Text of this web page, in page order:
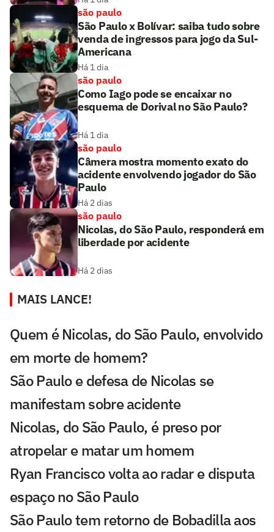
são paulo
São Paulo x Bolívar: saiba tudo sobre
venda de ingressos para jogo da Sul-
Americana
Há 1 dia
são paulo
Como Iago pode se encaixar no
esquema de Dorival no São Paulo?
Há 1 dia
são paulo
Câmera mostra momento exato do
acidente envolvendo jogador do São
Paulo
Há 2 dias
são paulo
Nicolas, do São Paulo, responderá em
liberdade por acidente
Há 2 dias
MAIS LANCE!
Quem é Nicolas, do São Paulo, envolvido
em morte de homem?
São Paulo e defesa de Nicolas se
manifestam sobre acidente
Nicolas, do São Paulo, é preso por
atropelar e matar um homem
Ryan Francisco volta ao radar e disputa
espaço no São Paulo
São Paulo tem retorno de Bobadilla aos